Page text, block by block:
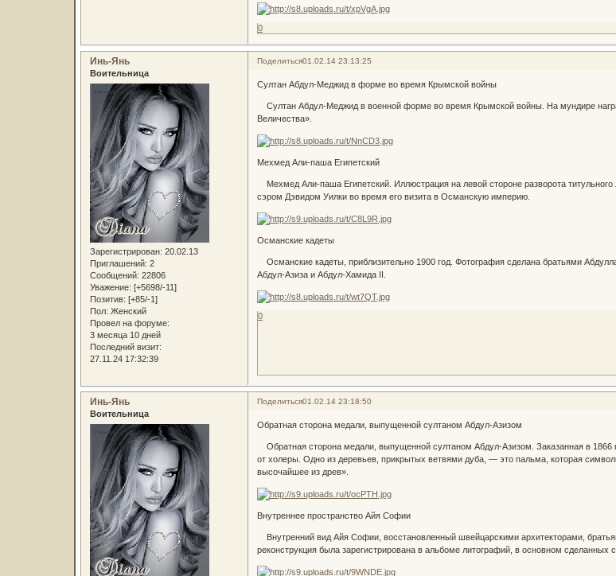
0
Поделиться01.02.14 23:13:25
Инь-Янь
Воительница
Зарегистрирован: 20.02.13
Приглашений: 2
Сообщений: 22806
Уважение: [+5698/-11]
Позитив: [+85/-1]
Пол: Женский
Провел на форуме:
3 месяца 10 дней
Последний визит:
27.11.24 17:32:39
Султан Абдул-Меджид в форме во время Крымской войны
Султан Абдул-Меджид в военной форме во время Крымской войны. На мундире
Величества».
Мехмед Али-паша Египетский
Мехмед Али-паша Египетский. Иллюстрация на левой стороне разворота
сэром Дэвидом Уилки во время его визита в Османскую империю.
Османские кадеты
Османские кадеты, приблизительно 1900 год. Фотография сделана братьями
Абдул-Азиза и Абдул-Хамида II.
0
Поделиться01.02.14 23:18:50
Инь-Янь
Воительница
Обратная сторона медали, выпущенной султаном Абдул-Азизом
Обратная сторона медали, выпущенной султаном Абдул-Азизом. Заказанная в 1866
от холеры. Одно из деревьев, прикрытых ветвями дуба, — это пальма, которая
высочайшее из древ».
Внутреннее пространство Айя Софии
Внутренний вид Айя Софии, восстановленный швейцарскими архитекторами,
реконструкция была зарегистрирована в альбоме литографий, в основном сделанных